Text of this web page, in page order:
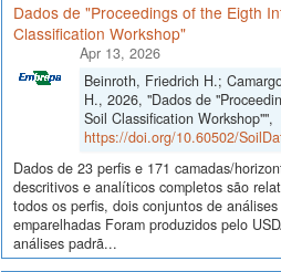
Dados de "Proceedings of the Eigth
Classification Workshop"
Apr 13, 2026
Beinroth, Friedrich H.;
H., 2026, "Dados de
Soil Classification Workshop"",
https://doi.org/10.60502/
Dados de 23 perfis e 171 camadas/
descritivos e analíticos completos são
todos os perfis, dois conjuntos de
emparelhadas Foram produzidos pelo
análises padrã...